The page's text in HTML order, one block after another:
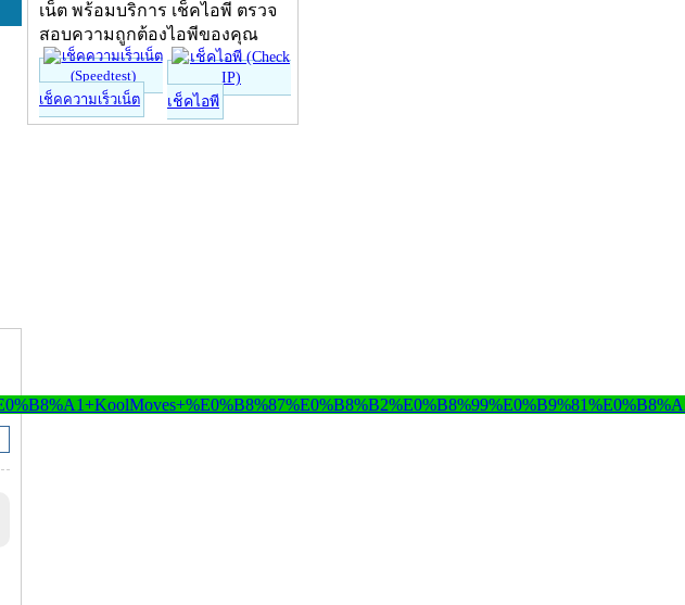
เน็ต พร้อมบริการ เช็คไอพี ตรวจ
สอบความถูกต้องไอพีของคุณ
เช็คความเร็วเน็ต เช็คไอพี